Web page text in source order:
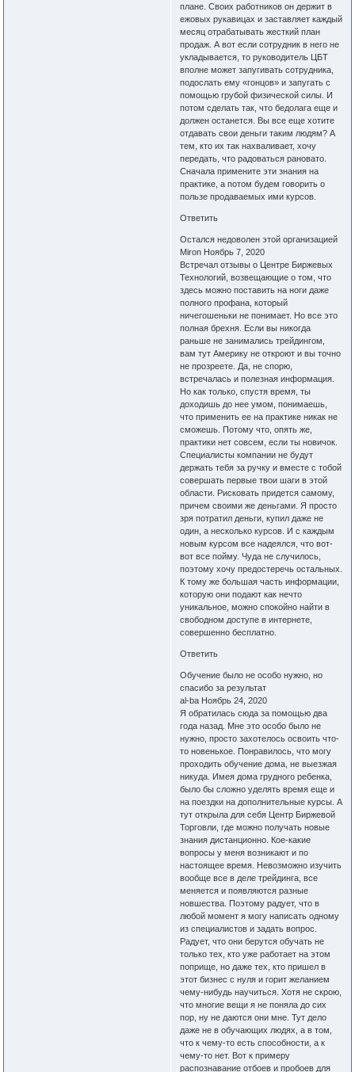
плане. Своих работников он держит в
ежовых рукавицах и заставляет каждый
месяц отрабатывать жесткий план
продаж. А вот если сотрудник в него не
укладывается, то руководитель ЦБТ
вполне может запугивать сотрудника,
подослать ему «гонцов» и запугать с
помощью грубой физической силы. И
потом сделать так, что бедолага еще и
должен останется. Вы все еще хотите
отдавать свои деньги таким людям? А
тем, кто их так нахваливает, хочу
передать, что радоваться рановато.
Сначала примените эти знания на
практике, а потом будем говорить о
пользе продаваемых ими курсов.
Ответить
Остался недоволен этой организацией
Miron Ноябрь 7, 2020
Встречал отзывы о Центре Биржевых
Технологий, возвещающие о том, что
здесь можно поставить на ноги даже
полного профана, который
ничегошеньки не понимает. Но все это
полная брехня. Если вы никогда
раньше не занимались трейдингом,
вам тут Америку не откроют и вы точно
не прозреете. Да, не спорю,
встречалась и полезная информация.
Но как только, спустя время, ты
доходишь до нее умом, понимаешь,
что применить ее на практике никак не
сможешь. Потому что, опять же,
практики нет совсем, если ты новичок.
Специалисты компании не будут
держать тебя за ручку и вместе с тобой
совершать первые твои шаги в этой
области. Рисковать придется самому,
причем своими же деньгами. Я просто
зря потратил деньги, купил даже не
один, а несколько курсов. И с каждым
новым курсом все надеялся, что вот-
вот все пойму. Чуда не случилось,
поэтому хочу предостеречь остальных.
К тому же большая часть информации,
которую они подают как нечто
уникальное, можно спокойно найти в
свободном доступе в интернете,
совершенно бесплатно.
Ответить
Обучение было не особо нужно, но
спасибо за результат
al-ba Ноябрь 24, 2020
Я обратилась сюда за помощью два
года назад. Мне это особо было не
нужно, просто захотелось освоить что-
то новенькое. Понравилось, что могу
проходить обучение дома, не выезжая
никуда. Имея дома грудного ребенка,
было бы сложно уделять время еще и
на поездки на дополнительные курсы. А
тут открыла для себя Центр Биржевой
Торговли, где можно получать новые
знания дистанционно. Кое-какие
вопросы у меня возникают и по
настоящее время. Невозможно изучить
вообще все в деле трейдинга, все
меняется и появляются разные
новшества. Поэтому радует, что в
любой момент я могу написать одному
из специалистов и задать вопрос.
Радует, что они берутся обучать не
только тех, кто уже работает на этом
поприще, но даже тех, кто пришел в
этот бизнес с нуля и горит желанием
чему-нибудь научиться. Хотя не скрою,
что многие вещи я не поняла до сих
пор, ну не даются они мне. Тут дело
даже не в обучающих людях, а в том,
что к чему-то есть способности, а к
чему-то нет. Вот к примеру
распознавание отбоев и пробоев для